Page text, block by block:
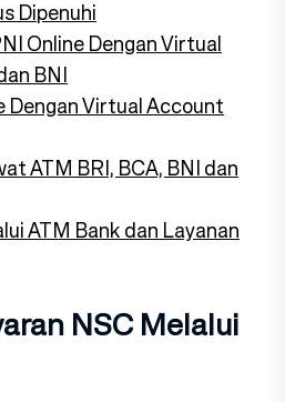
Dipenuhi
Online Dengan Virtual
BNI
Dengan Virtual Account
ATM BRI, BCA, BNI dan
ATM Bank dan Layanan
NSC Melalui